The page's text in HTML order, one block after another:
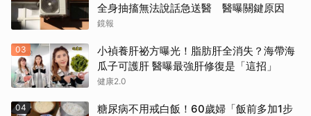
全身抽搐無法說話急送醫 醫曝關鍵原因
鏡報
03
小禎養肝祕方曝光！脂肪肝全消失？海帶海
瓜子可護肝 醫曝最強肝修復是「這招」
健康2.0
04
糖尿病不用戒白飯！60歲婦「飯前多加1步